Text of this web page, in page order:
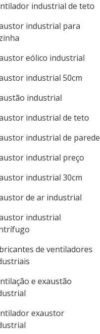
industrial de teto
industrial para
eólico industrial
industrial 50cm
industrial
industrial de teto
industrial de parede
industrial preço
industrial 30cm
de ar industrial
industrial
de ventiladores
e exaustão
exaustor